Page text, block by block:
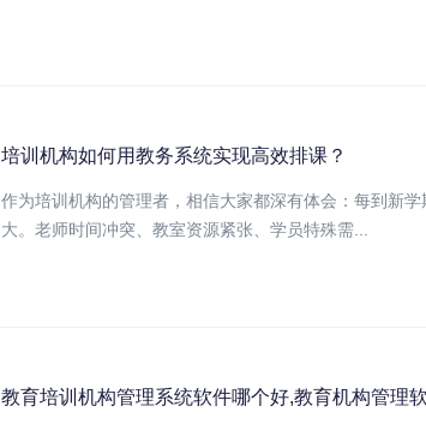
培训机构如何用教务系统实现高效排课？
作为培训机构的管理者，相信大家都深有体会：每到新
大。老师时间冲突、教室资源紧张、学员特殊需...
教育培训机构管理系统软件哪个好,教育机构管理